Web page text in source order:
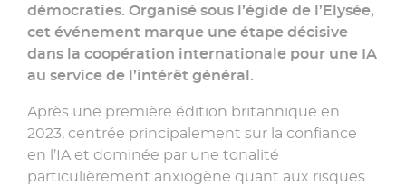
L'IA
chez
Docaposte
»
démocraties. Organisé sous l’égide de l’Elysée,
cet événement marque une étape décisive
dans la coopération internationale pour une IA
au service de l’intérêt général.
Après une première édition britannique en
2023, centrée principalement sur la confiance
en l’IA et dominée par une tonalité
particulièrement anxiogène quant aux risques